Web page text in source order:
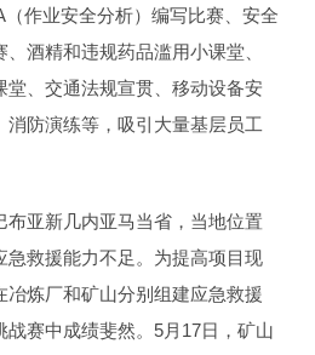
作业安全分析）编写比赛、安全
酒精和违规药品滥用小课堂、
堂、交通法规宣贯、移动设备安
消防演练等，吸引大量基层员工
布亚新几内亚马当省，当地位置
急救援能力不足。为提高项目现
冶炼厂和矿山分别组建应急救援
战赛中成绩斐然。5月17日，矿山